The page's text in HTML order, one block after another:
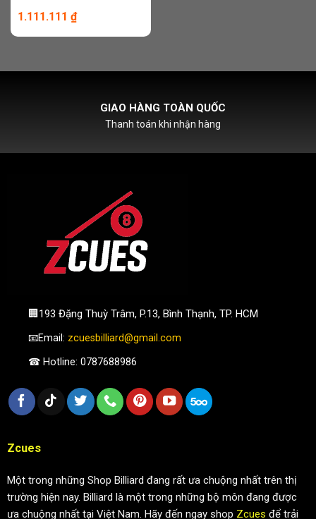
1.111.111 ₫
HỖ TRỢ PHÍ SHIPCOD
🏢193 Đặng Thuỳ Trâm, P.13, Bình Thạnh, TP. HCM
📧Email: zcuesbilliard@gmail.com
☎ Hotline: 0787688986
Zcues
Một trong những Shop Billiard đang rất ưa chuộng nhất trên thị
trường hiện nay. Billiard là một trong những bộ môn đang được
ưa chuộng nhất tại Việt Nam. Hãy đến ngay shop Zcues để trải